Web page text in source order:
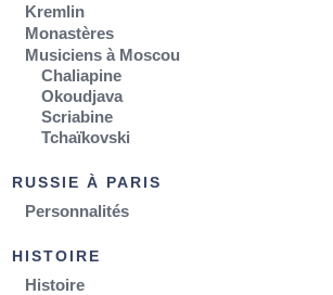
Kremlin
Monastères
Musiciens à Moscou
Chaliapine
Okoudjava
Scriabine
Tchaïkovski
RUSSIE À PARIS
Personnalités
HISTOIRE
Histoire